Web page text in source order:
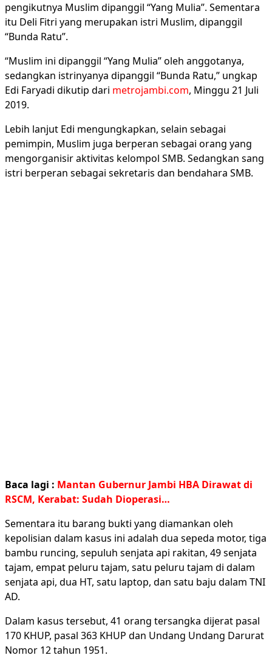
pengikutnya Muslim dipanggil “Yang Mulia”. Sementara
itu Deli Fitri yang merupakan istri Muslim, dipanggil
“Bunda Ratu”.
“Muslim ini dipanggil “Yang Mulia” oleh anggotanya,
sedangkan istrinyanya dipanggil “Bunda Ratu,” ungkap
Edi Faryadi dikutip dari metrojambi.com, Minggu 21 Juli
2019.
Lebih lanjut Edi mengungkapkan, selain sebagai
pemimpin, Muslim juga berperan sebagai orang yang
mengorganisir aktivitas kelompol SMB. Sedangkan sang
istri berperan sebagai sekretaris dan bendahara SMB.
Baca lagi : Mantan Gubernur Jambi HBA Dirawat di
RSCM, Kerabat: Sudah Dioperasi…
Sementara itu barang bukti yang diamankan oleh
kepolisian dalam kasus ini adalah dua sepeda motor, tiga
bambu runcing, sepuluh senjata api rakitan, 49 senjata
tajam, empat peluru tajam, satu peluru tajam di dalam
senjata api, dua HT, satu laptop, dan satu baju dalam TNI
AD.
Dalam kasus tersebut, 41 orang tersangka dijerat pasal
170 KHUP, pasal 363 KHUP dan Undang Undang Darurat
Nomor 12 tahun 1951.